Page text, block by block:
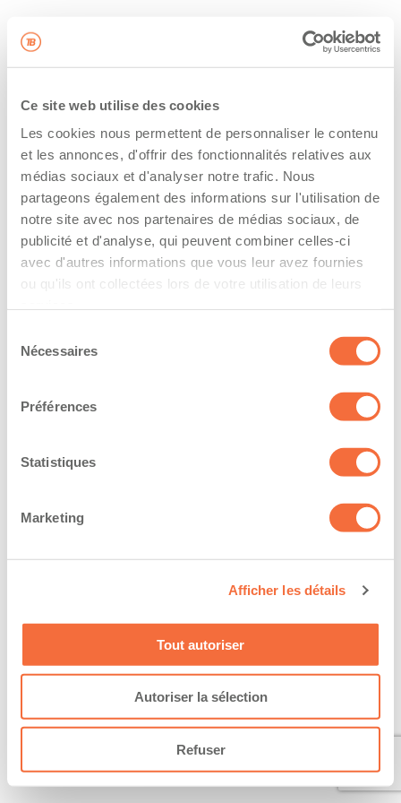
Ce site web utilise des cookies
Les cookies nous permettent de personnaliser le contenu
et les annonces, d'offrir des fonctionnalités relatives aux
médias sociaux et d'analyser notre trafic. Nous
partageons également des informations sur l'utilisation de
notre site avec nos partenaires de médias sociaux, de
publicité et d'analyse, qui peuvent combiner celles-ci
avec d'autres informations que vous leur avez fournies
ou qu'ils ont collectées lors de votre utilisation de leurs
Nécessaires
Préférences
Statistiques
Marketing
Afficher les détails
Tout autoriser
Autoriser la sélection
Refuser